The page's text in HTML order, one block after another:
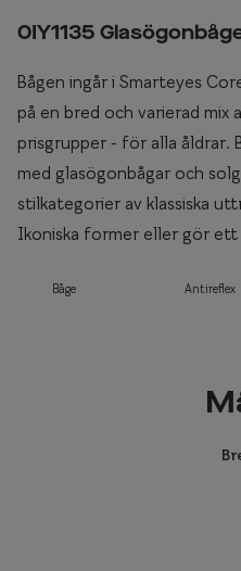
0IY1135
Bågen ingår i Smarteyes
på en bred och varierad
prisgrupper - för alla åldrar.
med glasögonbågar och
stilkategorier av klassiska
Ikoniska former eller gör
Båge Antireflex